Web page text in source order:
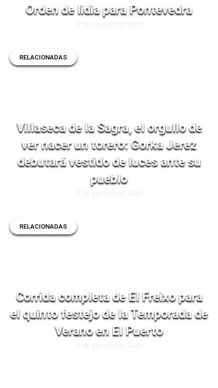
Orden de lidia para Pontevedra
RELACIONADAS
Villaseca de la Sagra, el orgullo de
ver nacer un torero: Gorka Jerez
debutará vestido de luces ante su
pueblo
RELACIONADAS
Corrida completa de El Freixo para
el quinto festejo de la Temporada de
Verano en El Puerto